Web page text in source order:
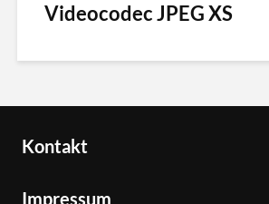
Videocodec JPEG XS
Kontakt
Impressum